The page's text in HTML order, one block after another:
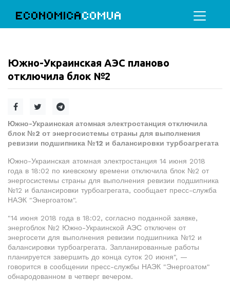
ECONOMICACOMUA
Южно-Украинская АЭС планово
отключила блок №2
Южно-Украинская атомная электростанция отключила
блок №2 от энергосистемы страны для выполнения
ревизии подшипника №12 и балансировки турбоагрегата
Южно-Украинская атомная электростанция 14 июня 2018
года в 18:02 по киевскому времени отключила блок №2 от
энергосистемы страны для выполнения ревизии подшипника
№12 и балансировки турбоагрегата, сообщает пресс-служба
НАЭК "Энергоатом".
"14 июня 2018 года в 18:02, согласно поданной заявке,
энергоблок №2 Южно-Украинской АЭС отключен от
энергосети для выполнения ревизии подшипника №12 и
балансировки турбоагрегата. Запланированные работы
планируется завершить до конца суток 20 июня", —
говорится в сообщении пресс-службы НАЭК "Энергоатом"
обнародованном в четверг вечером.